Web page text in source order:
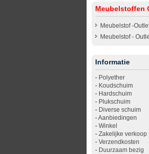
Meubelstoffen
Meubelstof -
Meubelstof -
Informatie
- Polyether
- Koudschuim
- Hardschuim
- Plukschuim
- Diverse schuim
-Aanbiedingen
- Winkel
- Zakelijke verkoop
- Verzendkosten
- Duurzaam bezig